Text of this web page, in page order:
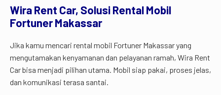
Wira Rent Car, Solusi Rental Mobil
Fortuner Makassar
Jika kamu mencari rental mobil Fortuner Makassar yang
mengutamakan kenyamanan dan pelayanan ramah, Wira Rent
Car bisa menjadi pilihan utama. Mobil siap pakai, proses jelas,
dan komunikasi terasa santai.